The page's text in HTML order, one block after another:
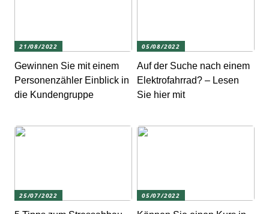
21/08/2022
Gewinnen Sie mit einem
Personenzähler Einblick in
die Kundengruppe
05/08/2022
Auf der Suche nach einem
Elektrofahrrad? – Lesen
Sie hier mit
25/07/2022 05/07/2022